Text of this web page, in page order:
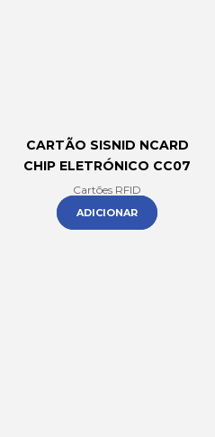
CARTÃO SISNID NCARD
CHIP ELETRÓNICO CC07
Cartões RFID
ADICIONAR